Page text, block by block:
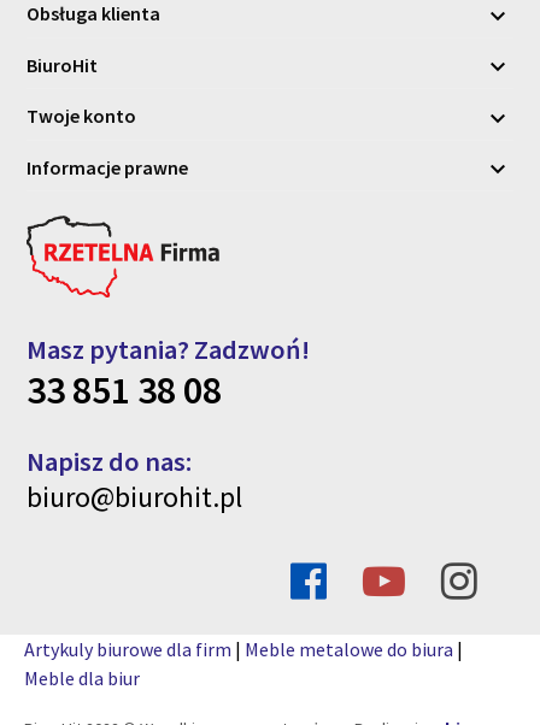
Obsługa klienta 
BiuroHit 
Twoje konto 
Informacje prawne 
Masz pytania? Zadzwoń!
33 851 38 08
Napisz do nas:
biuro@biurohit.pl
Artykuly biurowe dla firm | Meble metalowe do biura |
Meble dla biur